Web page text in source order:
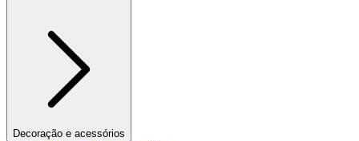
Decoração e acessórios